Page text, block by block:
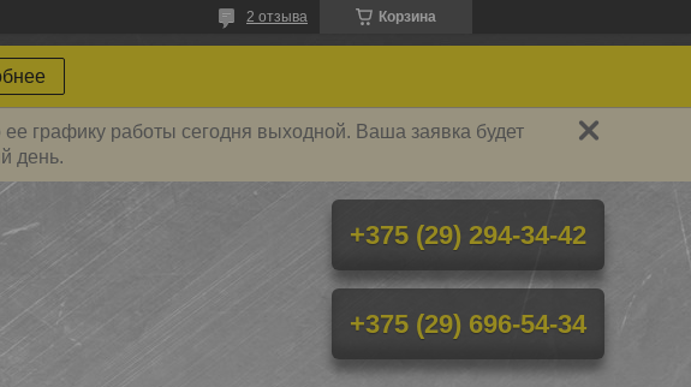
Корзина
2 отзыва
графику работы сегодня выходной. Ваша заявка будет
день.
+375 (29) 294-34-42
+375 (29) 696-54-34